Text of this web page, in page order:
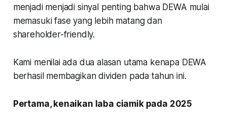
menjadi menjadi sinyal penting bahwa DEWA mulai
memasuki fase yang lebih matang dan
shareholder-friendly.
Kami menilai ada dua alasan utama kenapa DEWA
berhasil membagikan dividen pada tahun ini.
Pertama, kenaikan laba ciamik pada 2025